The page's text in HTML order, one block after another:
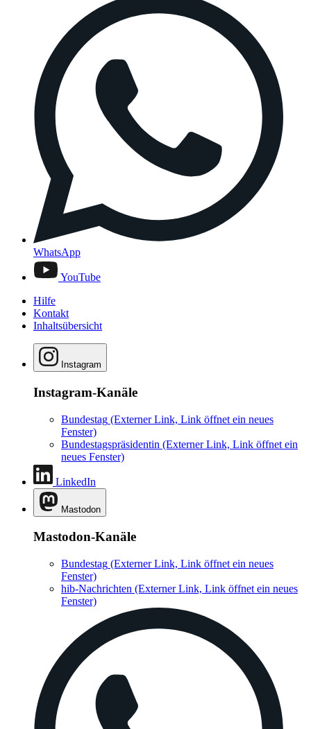
WhatsApp
YouTube
Hilfe
Kontakt
Inhaltsübersicht
Instagram
Instagram-Kanäle
Bundestag (Externer Link, Link öffnet ein neues
Fenster)
Bundestagspräsidentin (Externer Link, Link öffnet ein
neues Fenster)
LinkedIn
Mastodon
Mastodon-Kanäle
Bundestag (Externer Link, Link öffnet ein neues
Fenster)
hib-Nachrichten (Externer Link, Link öffnet ein neues
Fenster)